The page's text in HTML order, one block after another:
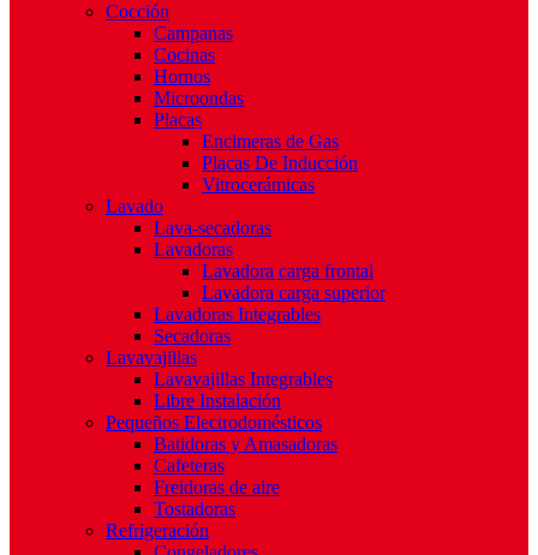
Cocción
Campanas
Cocinas
Hornos
Microondas
Placas
Encimeras de Gas
Placas De Inducción
Vitrocerámicas
Lavado
Lava-secadoras
Lavadoras
Lavadora carga frontal
Lavadora carga superior
Lavadoras Integrables
Secadoras
Lavavajillas
Lavavajillas Integrables
Libre Instalación
Pequeños Electrodomésticos
Batidoras y Amasadoras
Cafeteras
Freidoras de aire
Tostadoras
Refrigeración